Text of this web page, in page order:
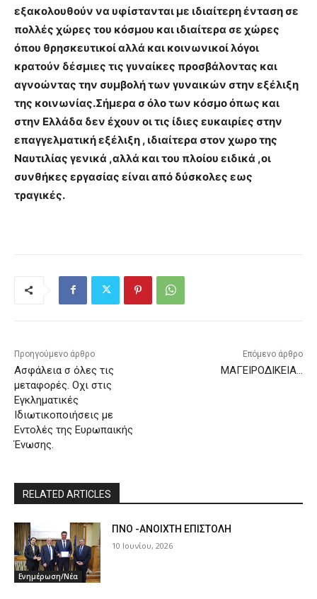
εξακολουθούν να υφίστανται με ιδιαίτερη ένταση σε
πολλές χώρες του κόσμου και ιδιαίτερα σε χώρες
όπου θρησκευτικοί αλλά και κοινωνικοί λόγοι
κρατούν δέσμιες τις γυναίκες προσβάλοντας και
αγνοώντας την συμβολή των γυναικών στην εξέλιξη
της κοινωνίας.Σήμερα σ όλο των κόσμο όπως και
στην Ελλάδα δεν έχουν οι τις ίδιες ευκαιρίες στην
επαγγελματική εξέλιξη , ιδιαίτερα στον χωρο της
Ναυτιλίας γενικά ,αλλά και του πλοίου ειδικά ,οι
συνθήκες εργασίας είναι από δύσκολες εως
τραγικές.
Προηγούμενο άρθρο
Ασφάλεια σ όλες τις
μεταφορές. Οχι στις
Εγκληματικές
Ιδιωτικοποιήσεις με
Εντολές της Ευρωπαικής
Ένωσης.
Επόμενο άρθρο
ΜΑΓΕΙΡΟΔΙΚΕΙΑ…
RELATED ARTICLES
Ενημέρωση/Νέα
ΠΝΟ -ΑΝΟΙΧΤΗ ΕΠΙΣΤΟΛΗ
10 Ιουνίου, 2026